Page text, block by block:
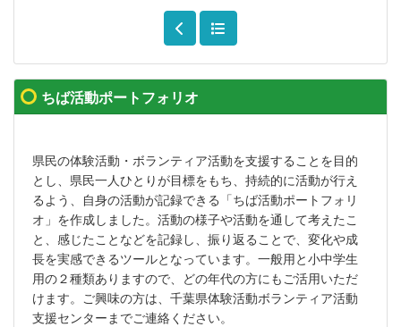
ちば活動ポートフォリオ
県民の体験活動・ボランティア活動を支援することを目的
とし、県民一人ひとりが目標をもち、持続的に活動が行え
るよう、自身の活動が記録できる「ちば活動ポートフォリ
オ」を作成しました。活動の様子や活動を通して考えたこ
と、感じたことなどを記録し、振り返ることで、変化や成
長を実感できるツールとなっています。一般用と小中学生
用の２種類ありますので、どの年代の方にもご活用いただ
けます。ご興味の方は、千葉県体験活動ボランティア活動
支援センターまでご連絡ください。